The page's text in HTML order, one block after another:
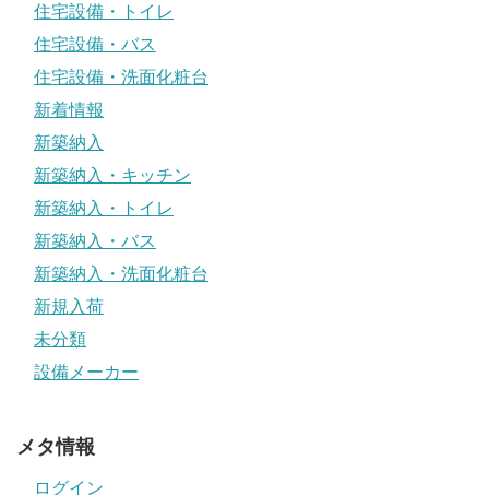
住宅設備・トイレ
住宅設備・バス
住宅設備・洗面化粧台
新着情報
新築納入
新築納入・キッチン
新築納入・トイレ
新築納入・バス
新築納入・洗面化粧台
新規入荷
未分類
設備メーカー
メタ情報
ログイン